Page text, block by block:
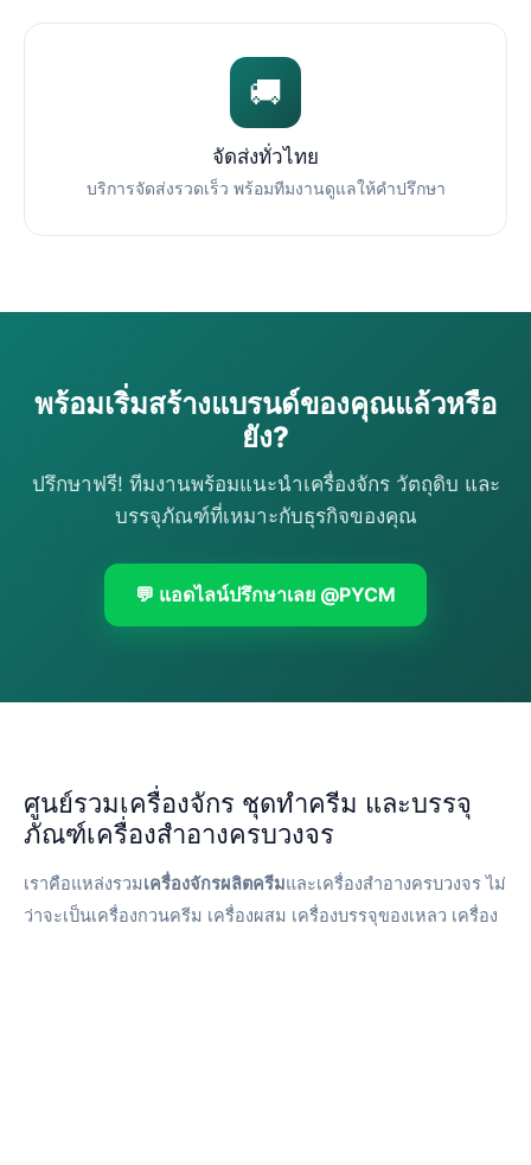
🚚
จัดส่งทั่วไทย
บริการจัดส่งรวดเร็ว พร้อมทีมงานดูแลให้คำปรึกษา
พร้อมเริ่มสร้างแบรนด์ของคุณแล้วหรือ
ยัง?
ปรึกษาฟรี! ทีมงานพร้อมแนะนำเครื่องจักร วัตถุดิบ และ
บรรจุภัณฑ์ที่เหมาะกับธุรกิจของคุณ
💬 แอดไลน์ปรึกษาเลย @PYCM
ศูนย์รวมเครื่องจักร ชุดทำครีม และบรรจุ
ภัณฑ์เครื่องสำอางครบวงจร
เราคือแหล่งรวมเครื่องจักรผลิตครีมและเครื่องสำอางครบวงจร ไม่
ว่าจะเป็นเครื่องกวนครีม เครื่องผสม เครื่องบรรจุของเหลว เครื่อง